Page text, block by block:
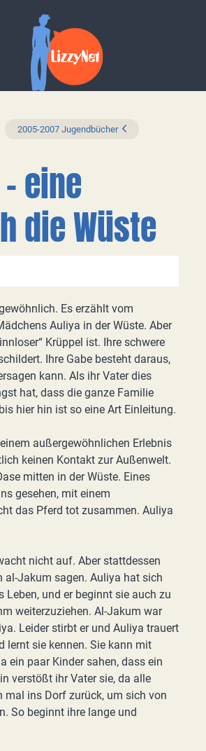
2005-2007 Jugendbücher
eine
die Wüste
Es erzählt vom
Auliya in der Wüste. Aber
Krüppel ist. Ihre schwere
Ihre Gabe besteht daraus,
kann. Als ihr Vater dies
hat, dass die ganze Familie
hier hin ist so eine Art Einleitung.
außergewöhnlichen Erlebnis
keinen Kontakt zur Außenwelt.
mitten in der Wüste. Eines
gesehen, mit einem
das Pferd tot zusammen. Auliya
nicht auf. Aber stattdessen
al-Jakum sagen. Auliya hat sich
und er beginnt sie auch zu
weiterzuziehen. Al-Jakum war
Leider stirbt er und Auliya trauert
lernt sie kennen. Sie kann mit
ein paar Kinder sahen, dass ein
verstößt ihr Vater sie, da alle
mal ins Dorf zurück, um sich von
So beginnt ihre lange und